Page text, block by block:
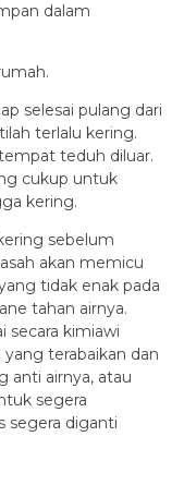
dalam
selesai pulang dari
terlalu kering.
teduh diluar.
cukup untuk
kering.
sebelum
akan memicu
tidak enak pada
tahan airnya.
secara kimiawi
terabaikan dan
anti airnya, atau
segera
segera diganti